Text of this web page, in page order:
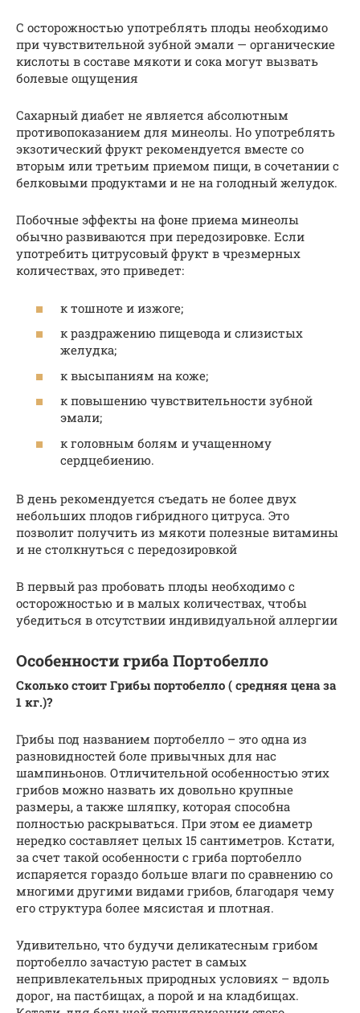
С осторожностью употреблять плоды необходимо
при чувствительной зубной эмали — органические
кислоты в составе мякоти и сока могут вызвать
болевые ощущения
Сахарный диабет не является абсолютным
противопоказанием для минеолы. Но употреблять
экзотический фрукт рекомендуется вместе со
вторым или третьим приемом пищи, в сочетании с
белковыми продуктами и не на голодный желудок.
Побочные эффекты на фоне приема минеолы
обычно развиваются при передозировке. Если
употребить цитрусовый фрукт в чрезмерных
количествах, это приведет:
к тошноте и изжоге;
к раздражению пищевода и слизистых
желудка;
к высыпаниям на коже;
к повышению чувствительности зубной
эмали;
к головным болям и учащенному
сердцебиению.
В день рекомендуется съедать не более двух
небольших плодов гибридного цитруса. Это
позволит получить из мякоти полезные витамины
и не столкнуться с передозировкой
В первый раз пробовать плоды необходимо с
осторожностью и в малых количествах, чтобы
убедиться в отсутствии индивидуальной аллергии
Особенности гриба Портобелло
Сколько стоит Грибы портобелло ( средняя цена за
1 кг.)?
Грибы под названием портобелло – это одна из
разновидностей боле привычных для нас
шампиньонов. Отличительной особенностью этих
грибов можно назвать их довольно крупные
размеры, а также шляпку, которая способна
полностью раскрываться. При этом ее диаметр
нередко составляет целых 15 сантиметров. Кстати,
за счет такой особенности с гриба портобелло
испаряется гораздо больше влаги по сравнению со
многими другими видами грибов, благодаря чему
его структура более мясистая и плотная.
Удивительно, что будучи деликатесным грибом
портобелло зачастую растет в самых
непривлекательных природных условиях – вдоль
дорог, на пастбищах, а порой и на кладбищах.